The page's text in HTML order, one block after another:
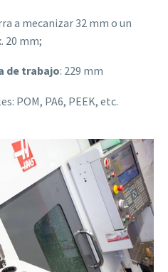
a mecanizar 32 mm o un
20 mm;
de trabajo: 229 mm
POM, PA6, PEEK, etc.